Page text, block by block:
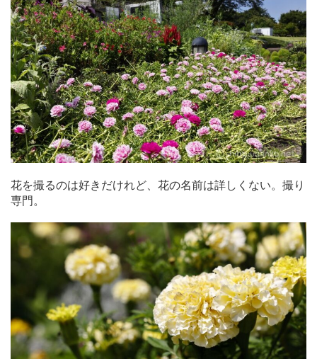
花を撮るのは好きだけれど、花の名前は詳しくない。撮り
専門。